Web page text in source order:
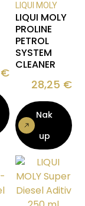
€
LIQUI MOLY
LIQUI MOLY
PROLINE
PETROL
SYSTEM
CLEANER
28,25 €
Nak
up